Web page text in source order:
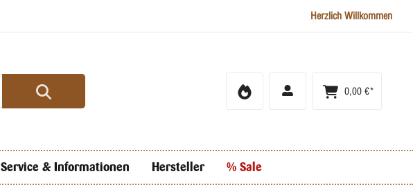
Herzlich Willkommen
0,00 €*
Service & Informationen Hersteller % Sale